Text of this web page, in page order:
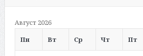
Август 2026
Пн
Вт Ср Чт Пт